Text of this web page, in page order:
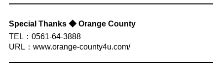
Special Thanks ◆ Orange County
TEL：0561-64-3888
URL：www.orange-county4u.com/